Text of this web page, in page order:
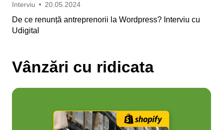
Interviu • 20.05.2024
De ce renunță antreprenorii la Wordpress? Interviu cu
Udigital
Vânzări cu ridicata